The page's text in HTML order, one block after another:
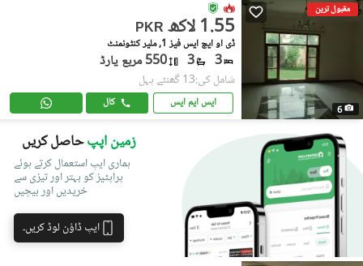
مقبول ترین
6
PKR 1.55 لاکھ
ڈی او ایچ ایس فیز 1, ملیر کنٹونمنٹ
3
3 550 مربع یارڈ
شامل کی:13 گھنٹے پہل
ایس ایم ایس کال
زمین اپپحاصل کریں
ہماری ایپ استعمال کرتے ہوئے
پراپٹیز کو بہتر اور تیزی سے
خریدیں اور بیچیں
ایپ ڈاؤن لوڈ کریں۔